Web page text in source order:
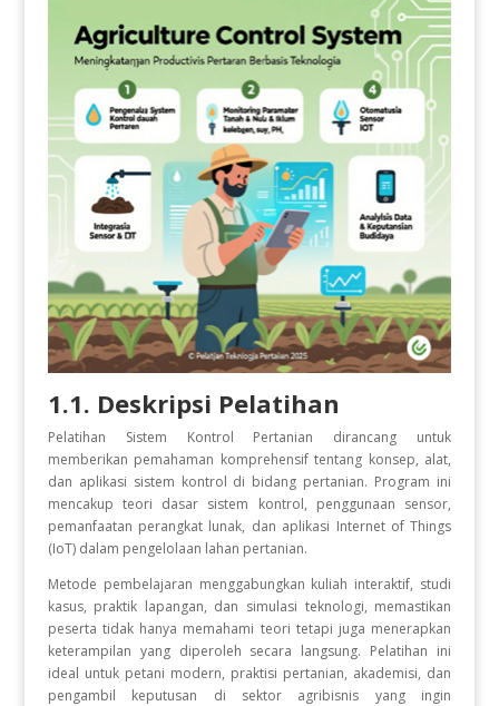
1.1. Deskripsi Pelatihan
Pelatihan Sistem Kontrol Pertanian dirancang untuk
memberikan pemahaman komprehensif tentang konsep, alat,
dan aplikasi sistem kontrol di bidang pertanian. Program ini
mencakup teori dasar sistem kontrol, penggunaan sensor,
pemanfaatan perangkat lunak, dan aplikasi Internet of Things
(IoT) dalam pengelolaan lahan pertanian.
Metode pembelajaran menggabungkan kuliah interaktif, studi
kasus, praktik lapangan, dan simulasi teknologi, memastikan
peserta tidak hanya memahami teori tetapi juga menerapkan
keterampilan yang diperoleh secara langsung. Pelatihan ini
ideal untuk petani modern, praktisi pertanian, akademisi, dan
pengambil keputusan di sektor agribisnis yang ingin